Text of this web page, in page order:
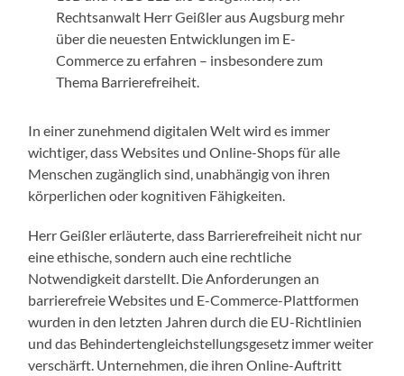
Rechtsanwalt Herr Geißler aus Augsburg mehr
über die neuesten Entwicklungen im E-
Commerce zu erfahren – insbesondere zum
Thema Barrierefreiheit.
In einer zunehmend digitalen Welt wird es immer
wichtiger, dass Websites und Online-Shops für alle
Menschen zugänglich sind, unabhängig von ihren
körperlichen oder kognitiven Fähigkeiten.
Herr Geißler erläuterte, dass Barrierefreiheit nicht nur
eine ethische, sondern auch eine rechtliche
Notwendigkeit darstellt. Die Anforderungen an
barrierefreie Websites und E-Commerce-Plattformen
wurden in den letzten Jahren durch die EU-Richtlinien
und das Behindertengleichstellungsgesetz immer weiter
verschärft. Unternehmen, die ihren Online-Auftritt